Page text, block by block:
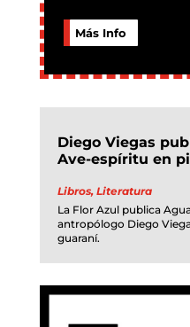
Más Info
Diego Viegas
Ave-espíritu en
Libros, Literatura
La Flor Azul publica
antropólogo Diego
guaraní.